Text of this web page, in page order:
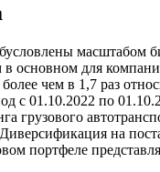
масштабом
основном для
чем в 1,7 раз
с 01.10.2022 по
грузового
на
портфеле